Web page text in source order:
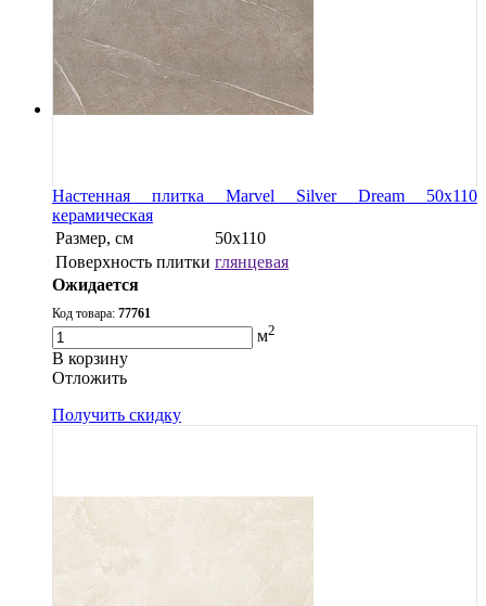
Настенная плитка Marvel Silver Dream 50x110
керамическая
Размер, см
50x110
Поверхность плитки глянцевая
Ожидается
Код товара: 77761
м2
В корзину
Oтложить
Получить скидку